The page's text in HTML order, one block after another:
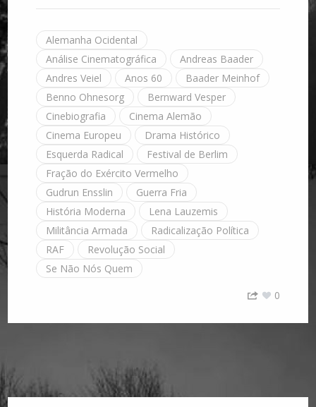
Alemanha Ocidental
Análise Cinematográfica
Andreas Baader
Andres Veiel
Anos 60
Baader Meinhof
Benno Ohnesorg
Bernward Vesper
Cinebiografia
Cinema Alemão
Cinema Europeu
Drama Histórico
Esquerda Radical
Festival de Berlim
Fração do Exército Vermelho
Gudrun Ensslin
Guerra Fria
História Moderna
Lena Lauzemis
Militância Armada
Radicalização Política
RAF
Revolução Social
Se Não Nós Quem
0